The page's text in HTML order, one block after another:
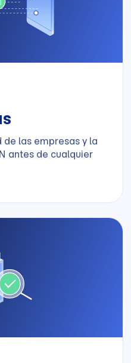
las empresas y la
antes de cualquier